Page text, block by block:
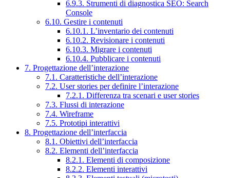
6.9.3. Strumenti di diagnostica SEO: Search
Console
6.10. Gestire i contenuti
6.10.1. L’inventario dei contenuti
6.10.2. Revisionare i contenuti
6.10.3. Migrare i contenuti
6.10.4. Pubblicare i contenuti
7. Progettazione dell’interazione
7.1. Caratteristiche dell’interazione
7.2. User stories per definire l’interazione
7.2.1. Differenza tra scenari e user stories
7.3. Flussi di interazione
7.4. Wireframe
7.5. Prototipi interattivi
8. Progettazione dell’interfaccia
8.1. Obiettivi dell’interfaccia
8.2. Elementi dell’interfaccia
8.2.1. Elementi di composizione
8.2.2. Elementi interattivi